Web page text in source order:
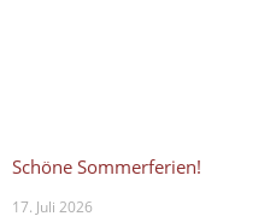
Schöne Sommerferien!
17. Juli 2026